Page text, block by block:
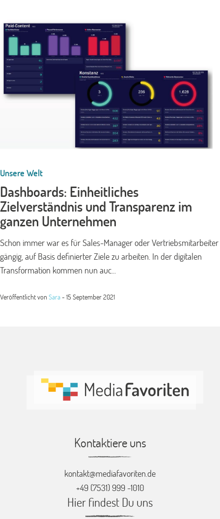
Unsere Welt
Dashboards: Einheitliches
Zielverständnis und Transparenz im
ganzen Unternehmen
Schon immer war es für Sales-Manager oder Vertriebsmitarbeiter
gängig, auf Basis definierter Ziele zu arbeiten. In der digitalen
Transformation kommen nun auc...
Veröffentlicht vonSara- 15 September 2021
Kontaktiere uns
kontakt@mediafavoriten.de
+49 (7531) 999 -1010
Hier findest Du uns